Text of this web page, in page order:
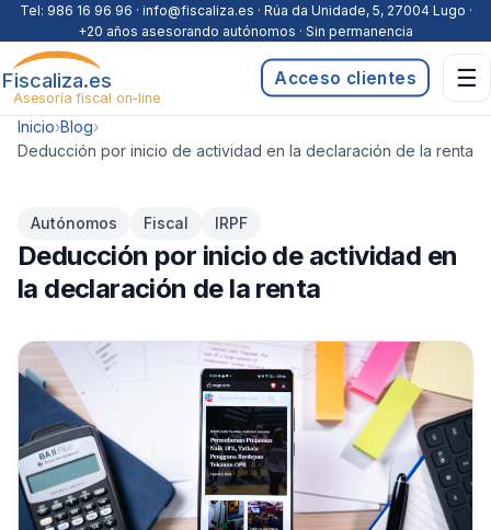
Saltar al contenido
Tel: 986 16 96 96 · info@fiscaliza.es · Rúa da Unidade, 5, 27004 Lugo ·
+20 años asesorando autónomos · Sin permanencia
Fiscaliza.es
Asesoría fiscal on-line
Acceso clientes ☰
Inicio›Blog›
Deducción por inicio de actividad en la declaración de la renta
Autónomos Fiscal IRPF
Deducción por inicio de actividad en
la declaración de la renta